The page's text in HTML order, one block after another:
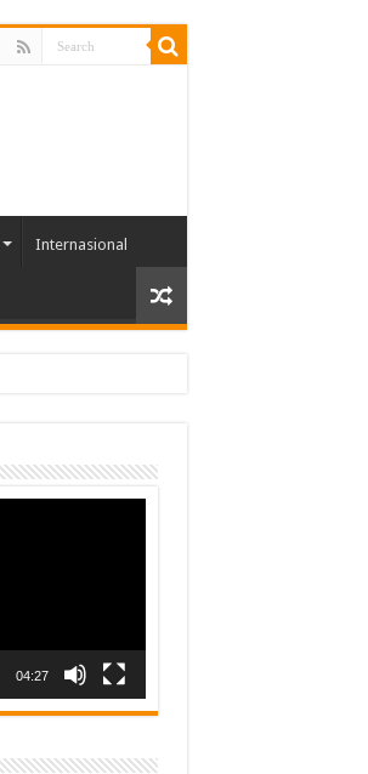
Internasional
04:27